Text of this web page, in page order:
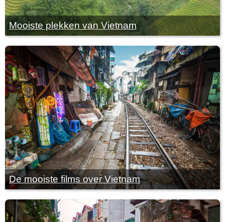
Mooiste plekken van Vietnam
De mooiste films over Vietnam